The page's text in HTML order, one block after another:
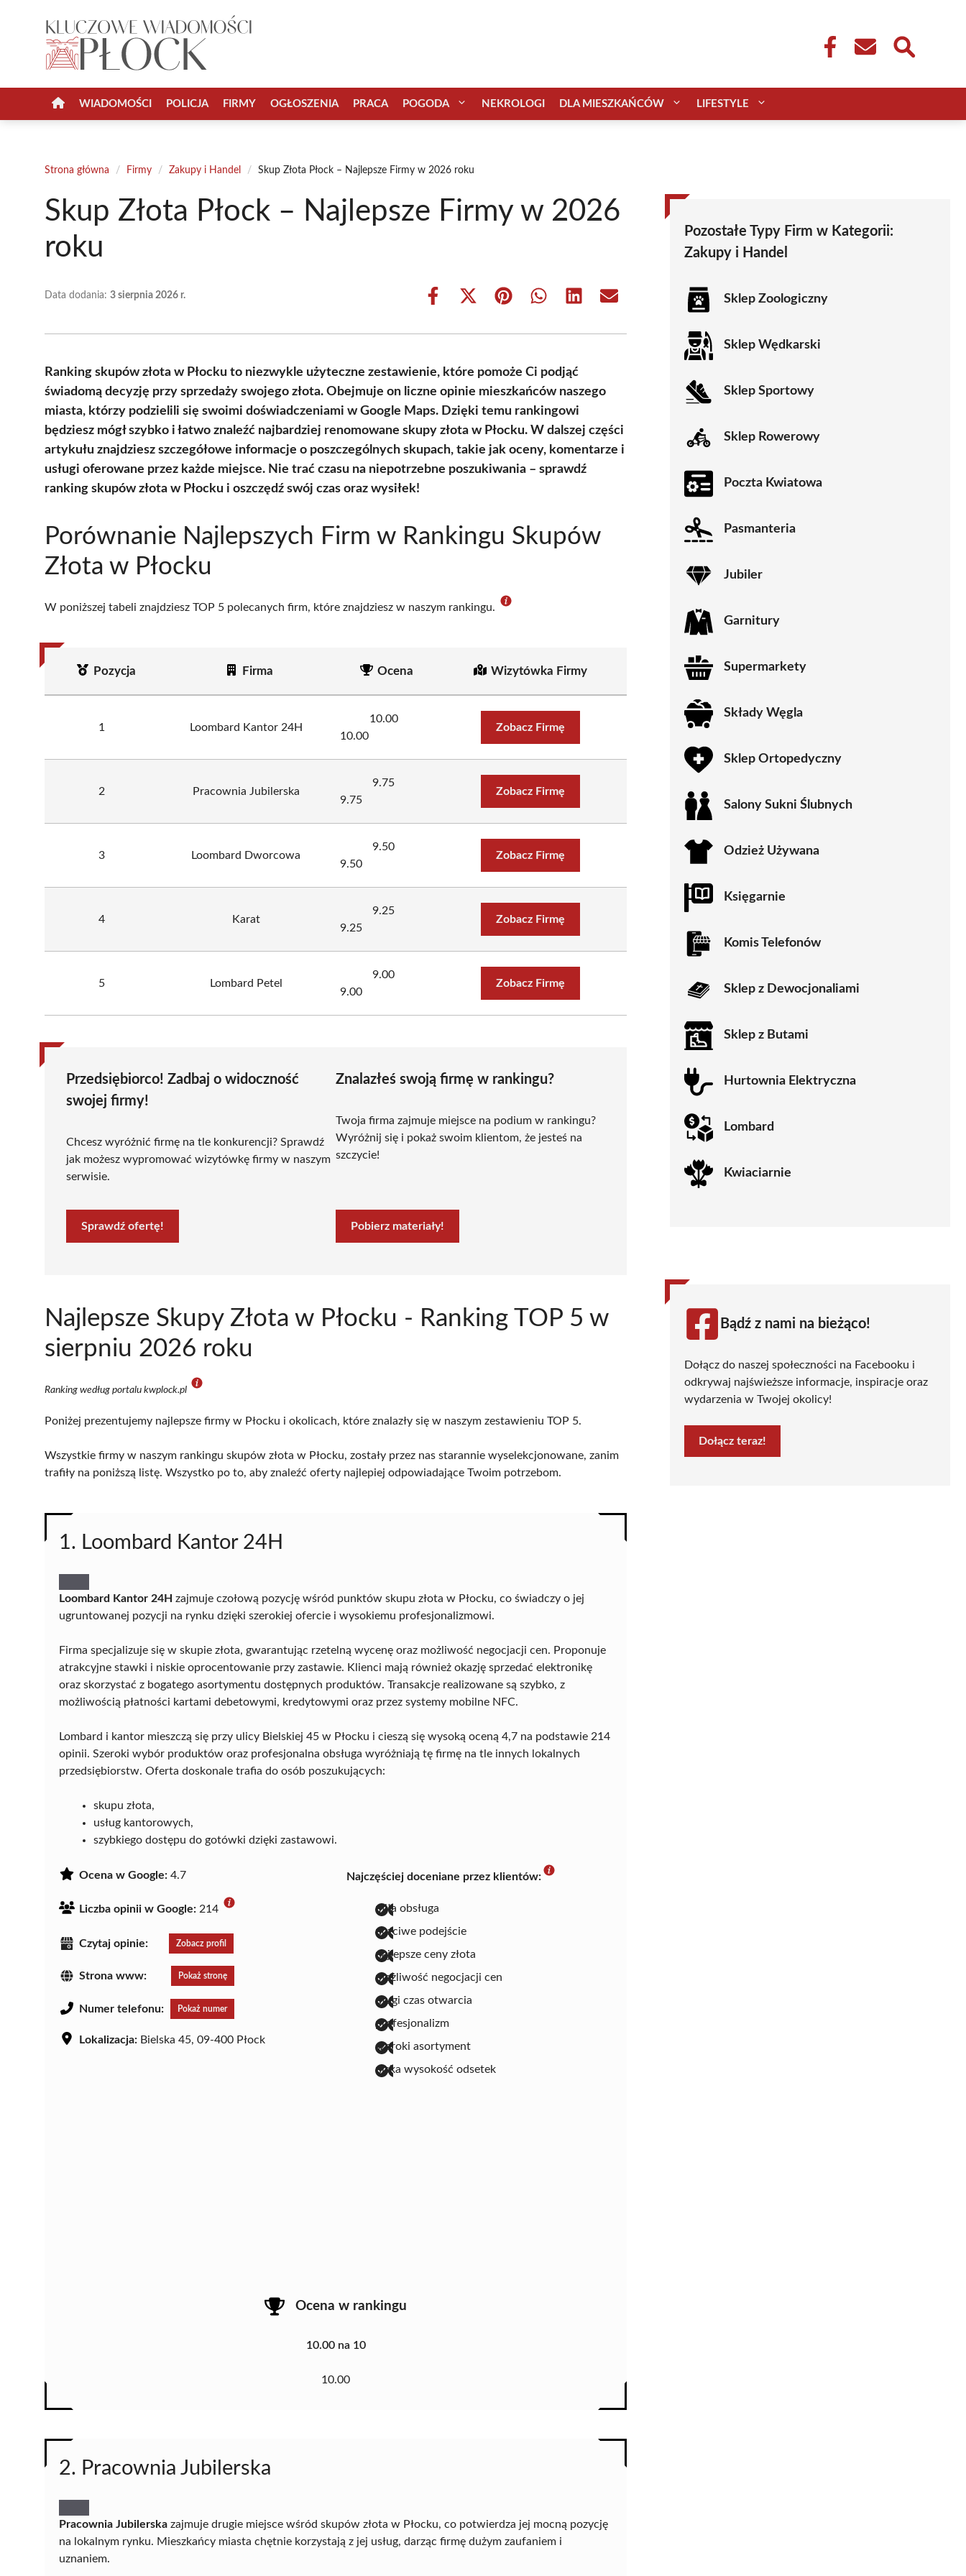
WIADOMOŚCI POLICJA FIRMY OGŁOSZENIA PRACA POGODA NEKROLOGI DLA MIESZKAŃCÓW LIFESTYLE
Strona główna / Firmy / Zakupy i Handel / Skup Złota Płock – Najlepsze Firmy w 2026 roku
Skup Złota Płock – Najlepsze Firmy w 2026
roku
Data dodania: 3 sierpnia 2026 r.
Share
Share
(Twitter)
Share Share Share Share
Ranking skupów złota w Płocku to niezwykle użyteczne zestawienie, które pomoże Ci podjąć
świadomą decyzję przy sprzedaży swojego złota. Obejmuje on liczne opinie mieszkańców naszego
miasta, którzy podzielili się swoimi doświadczeniami w Google Maps. Dzięki temu rankingowi
będziesz mógł szybko i łatwo znaleźć najbardziej renomowane skupy złota w Płocku. W dalszej części
artykułu znajdziesz szczegółowe informacje o poszczególnych skupach, takie jak oceny, komentarze i
usługi oferowane przez każde miejsce. Nie trać czasu na niepotrzebne poszukiwania – sprawdź
ranking skupów złota w Płocku i oszczędź swój czas oraz wysiłek!
Porównanie Najlepszych Firm w Rankingu Skupów
Złota w Płocku
W poniższej tabeli znajdziesz TOP 5 polecanych firm, które znajdziesz w naszym rankingu.
Pozycja Firma Ocena Wizytówka Firmy
1 Loombard Kantor 24H
10.00
10.00
Zobacz Firmę
2 Pracownia Jubilerska
9.75
9.75
Zobacz Firmę
3 Loombard Dworcowa
9.50
9.50
Zobacz Firmę
4 Karat
9.25
9.25
Zobacz Firmę
5 Lombard Petel
9.00
9.00
Zobacz Firmę
Przedsiębiorco! Zadbaj o widoczność
swojej firmy!
Chcesz wyróżnić firmę na tle konkurencji? Sprawdź
jak możesz wypromować wizytówkę firmy w naszym
serwisie.
Sprawdź ofertę!
Znalazłeś swoją firmę w rankingu?
Twoja firma zajmuje miejsce na podium w rankingu?
Wyróżnij się i pokaż swoim klientom, że jesteś na
szczycie!
Pobierz materiały!
Najlepsze Skupy Złota w Płocku - Ranking TOP 5 w
sierpniu 2026 roku
Ranking według portalu kwplock.pl
Poniżej prezentujemy najlepsze firmy w Płocku i okolicach, które znalazły się w naszym zestawieniu TOP 5.
Wszystkie firmy w naszym rankingu skupów złota w Płocku, zostały przez nas starannie wyselekcjonowane, zanim
trafiły na poniższą listę. Wszystko po to, aby znaleźć oferty najlepiej odpowiadające Twoim potrzebom.
1. Loombard Kantor 24H
Loombard Kantor 24H zajmuje czołową pozycję wśród punktów skupu złota w Płocku, co świadczy o jej
ugruntowanej pozycji na rynku dzięki szerokiej ofercie i wysokiemu profesjonalizmowi.
Firma specjalizuje się w skupie złota, gwarantując rzetelną wycenę oraz możliwość negocjacji cen. Proponuje
atrakcyjne stawki i niskie oprocentowanie przy zastawie. Klienci mają również okazję sprzedać elektronikę
oraz skorzystać z bogatego asortymentu dostępnych produktów. Transakcje realizowane są szybko, z
możliwością płatności kartami debetowymi, kredytowymi oraz przez systemy mobilne NFC.
Lombard i kantor mieszczą się przy ulicy Bielskiej 45 w Płocku i cieszą się wysoką oceną 4,7 na podstawie 214
opinii. Szeroki wybór produktów oraz profesjonalna obsługa wyróżniają tę firmę na tle innych lokalnych
przedsiębiorstw. Oferta doskonale trafia do osób poszukujących:
skupu złota,
usług kantorowych,
szybkiego dostępu do gotówki dzięki zastawowi.
Ocena w Google: 4.7
Liczba opinii w Google: 214
Czytaj opinie: Zobacz profil
Strona www: Pokaż stronę
Numer telefonu: Pokaż numer
Lokalizacja: Bielska 45, 09-400 Płock
Najczęściej doceniane przez klientów:
miła obsługa
uczciwe podejście
najlepsze ceny złota
możliwość negocjacji cen
długi czas otwarcia
profesjonalizm
szeroki asortyment
niska wysokość odsetek
Ocena w rankingu
10.00 na 10
10.00
2. Pracownia Jubilerska
Pracownia Jubilerska zajmuje drugie miejsce wśród skupów złota w Płocku, co potwierdza jej mocną pozycję
na lokalnym rynku. Mieszkańcy miasta chętnie korzystają z jej usług, darząc firmę dużym zaufaniem i
uznaniem.
Pozostałe Typy Firm w Kategorii:
Zakupy i Handel
Sklep Zoologiczny
Sklep Wędkarski
Sklep Sportowy
Sklep Rowerowy
Poczta Kwiatowa
Pasmanteria
Jubiler
Garnitury
Supermarkety
Składy Węgla
Sklep Ortopedyczny
Salony Sukni Ślubnych
Odzież Używana
Księgarnie
Komis Telefonów
Sklep z Dewocjonaliami
Sklep z Butami
Hurtownia Elektryczna
Lombard
Kwiaciarnie
Bądź z nami na bieżąco!
Dołącz do naszej społeczności na Facebooku i
odkrywaj najświeższe informacje, inspiracje oraz
wydarzenia w Twojej okolicy!
Dołącz teraz!